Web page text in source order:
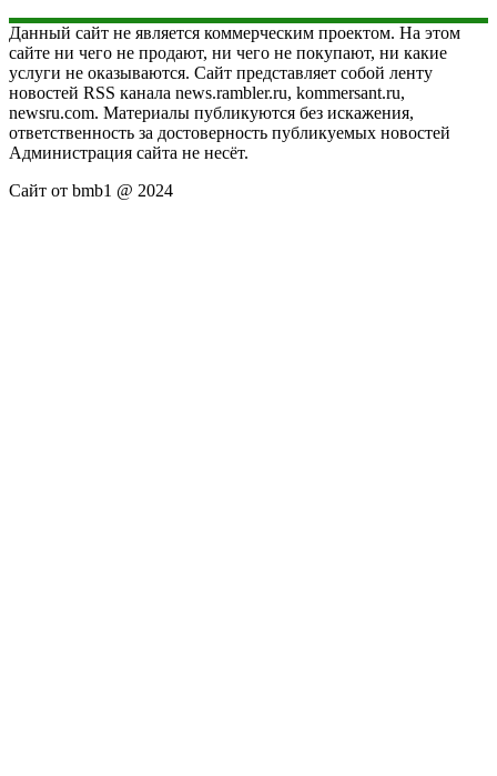
Данный сайт не является коммерческим проектом. На этом
сайте ни чего не продают, ни чего не покупают, ни какие
услуги не оказываются. Сайт представляет собой ленту
новостей RSS канала news.rambler.ru, kommersant.ru,
newsru.com. Материалы публикуются без искажения,
ответственность за достоверность публикуемых новостей
Администрация сайта не несёт.
Сайт от bmb1 @ 2024